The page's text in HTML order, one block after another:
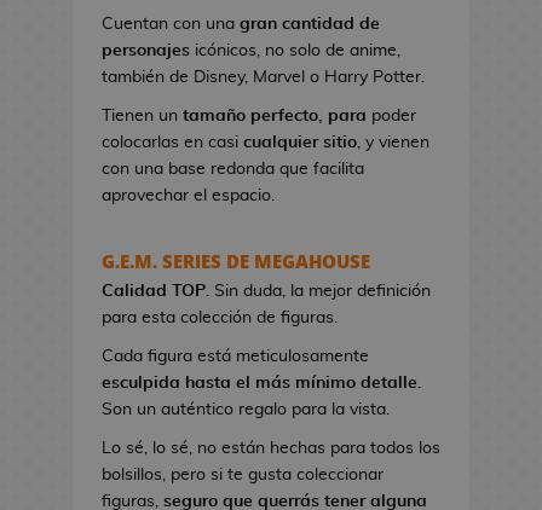
d
e
V
o
e
g
o
n
d
o
Cuentan con una gran cantidad de
personajes icónicos, no solo de anime,
también de Disney, Marvel o Harry Potter.
Tienen un tamaño perfecto, para poder
colocarlas en casi cualquier sitio, y vienen
con una base redonda que facilita
aprovechar el espacio.
G.E.M. SERIES DE MEGAHOUSE
Calidad TOP. Sin duda, la mejor definición
para esta colección de figuras.
Cada figura está meticulosamente
esculpida hasta el más mínimo detalle.
Son un auténtico regalo para la vista.
Lo sé, lo sé, no están hechas para todos los
bolsillos, pero si te gusta coleccionar
figuras, seguro que querrás tener alguna